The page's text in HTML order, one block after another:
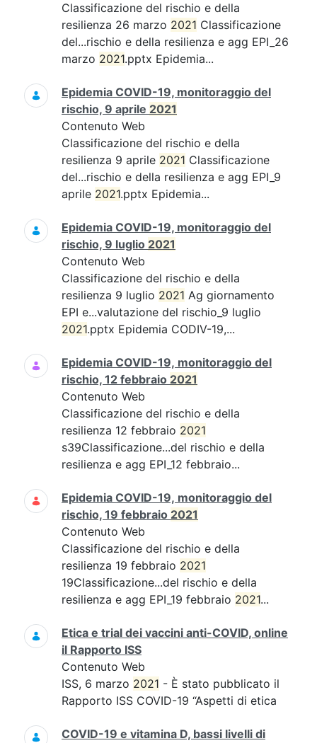
Classificazione del rischio e della
resilienza 26 marzo 2021 Classificazione
del...rischio e della resilienza e agg EPI_26
marzo 2021.pptx Epidemia...
Epidemia COVID-19, monitoraggio del
rischio, 9 aprile 2021
Contenuto Web
Classificazione del rischio e della
resilienza 9 aprile 2021 Classificazione
del...rischio e della resilienza e agg EPI_9
aprile 2021.pptx Epidemia...
Epidemia COVID-19, monitoraggio del
rischio, 9 luglio 2021
Contenuto Web
Classificazione del rischio e della
resilienza 9 luglio 2021 Ag giornamento
EPI e...valutazione del rischio_9 luglio
2021.pptx Epidemia CODIV-19,...
Epidemia COVID-19, monitoraggio del
rischio, 12 febbraio 2021
Contenuto Web
Classificazione del rischio e della
resilienza 12 febbraio 2021
s39Classificazione...del rischio e della
resilienza e agg EPI_12 febbraio...
Epidemia COVID-19, monitoraggio del
rischio, 19 febbraio 2021
Contenuto Web
Classificazione del rischio e della
resilienza 19 febbraio 2021
19Classificazione...del rischio e della
resilienza e agg EPI_19 febbraio 2021...
Etica e trial dei vaccini anti-COVID, online
il Rapporto ISS
Contenuto Web
ISS, 6 marzo 2021 - È stato pubblicato il
Rapporto ISS COVID-19 “Aspetti di etica
COVID-19 e vitamina D, bassi livelli di